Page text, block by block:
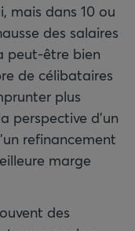
mais dans 10 ou
des salaires
peut-être bien
de célibataires
plus
perspective d’un
refinancement
marge
des